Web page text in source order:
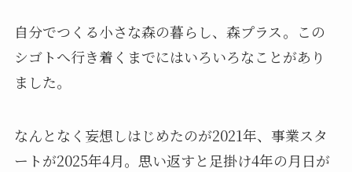
自分でつくる小さな森の暮らし、森プラス。この
シゴトへ行き着くまでにはいろいろなことがあり
ました。
なんとなく妄想しはじめたのが2021年、事業スタ
ートが2025年4月。思い返すと足掛け4年の月日が